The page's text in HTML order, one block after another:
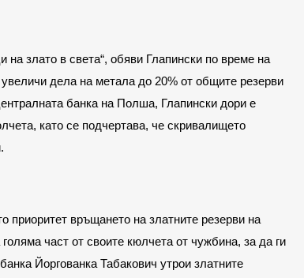
злато в света“, обяви Глапински по време на
дела на метала до 20% от общите резерви
банка на Полша, Глапински дори е
като се подчертава, че скривалището
приоритет връщането на златните резерви на
част от своите кюлчета от чужбина, за да ги
Йоргованка Табакович утрои златните